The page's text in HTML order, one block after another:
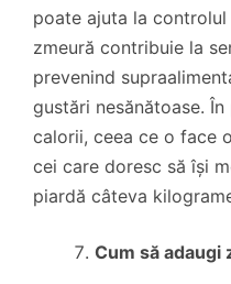
poate ajuta la
zmeură contribuie la
prevenind
gustări nesănătoase.
calorii, ceea ce o face
cei care doresc să își
piardă câteva
Cum să adaugi